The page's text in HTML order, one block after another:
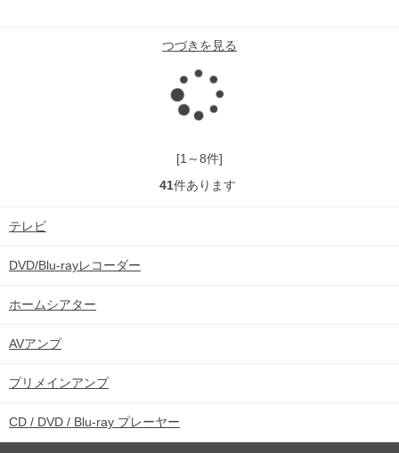
つづきを見る
み
[1～8件]
41件あります
テレビ
DVD/Blu-rayレコーダー
ホームシアター
AVアンプ
プリメインアンプ
CD / DVD / Blu-ray プレーヤー